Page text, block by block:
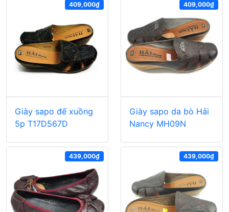
409,000₫
Giày sapo đế xuồng
5p T17D567D
409,000₫
Giày sapo da bò Hải
Nancy MH09N
439,000₫ 439,000₫